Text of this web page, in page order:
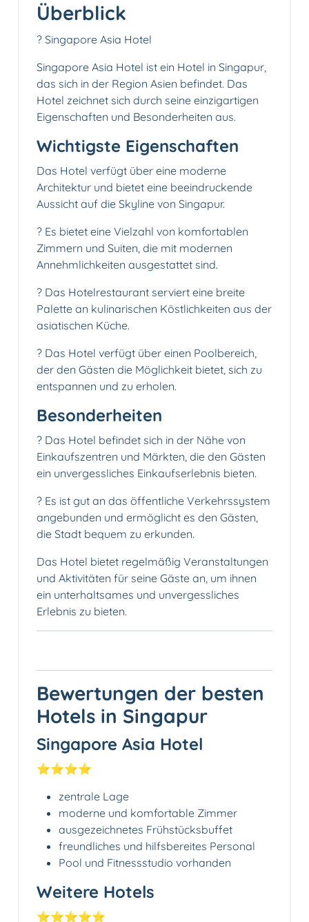
Überblick
? Singapore Asia Hotel
Singapore Asia Hotel ist ein Hotel in Singapur,
das sich in der Region Asien befindet. Das
Hotel zeichnet sich durch seine einzigartigen
Eigenschaften und Besonderheiten aus.
Wichtigste Eigenschaften
Das Hotel verfügt über eine moderne
Architektur und bietet eine beeindruckende
Aussicht auf die Skyline von Singapur.
? Es bietet eine Vielzahl von komfortablen
Zimmern und Suiten, die mit modernen
Annehmlichkeiten ausgestattet sind.
?️ Das Hotelrestaurant serviert eine breite
Palette an kulinarischen Köstlichkeiten aus der
asiatischen Küche.
?‍ Das Hotel verfügt über einen Poolbereich,
der den Gästen die Möglichkeit bietet, sich zu
entspannen und zu erholen.
Besonderheiten
?️ Das Hotel befindet sich in der Nähe von
Einkaufszentren und Märkten, die den Gästen
ein unvergessliches Einkaufserlebnis bieten.
? Es ist gut an das öffentliche Verkehrssystem
angebunden und ermöglicht es den Gästen,
die Stadt bequem zu erkunden.
Das Hotel bietet regelmäßig Veranstaltungen
und Aktivitäten für seine Gäste an, um ihnen
ein unterhaltsames und unvergessliches
Erlebnis zu bieten.
Bewertungen der besten
Hotels in Singapur
Singapore Asia Hotel
⭐️⭐️⭐️⭐️
zentrale Lage
moderne und komfortable Zimmer
ausgezeichnetes Frühstücksbuffet
freundliches und hilfsbereites Personal
Pool und Fitnessstudio vorhanden
Weitere Hotels
⭐️⭐️⭐️⭐️⭐️